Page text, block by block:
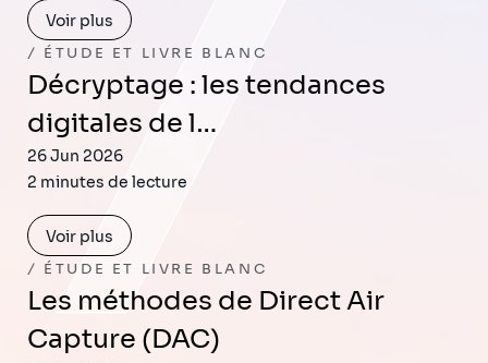
Voir plus
ÉTUDE ET LIVRE BLANC
Décryptage : les tendances
digitales de l…
26 Jun 2026
2 minutes de lecture
Voir plus
ÉTUDE ET LIVRE BLANC
Les méthodes de Direct Air
Capture (DAC)